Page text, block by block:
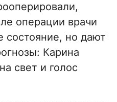
операции врачи
состояние, но дают
Карина
свет и голос